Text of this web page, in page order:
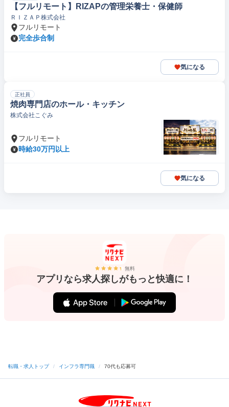
【フルリモート】RIZAPの管理栄養士・保健師
ＲＩＺＡＰ株式会社
フルリモート
完全歩合制
気になる
正社員
焼肉専門店のホール・キッチン
株式会社こぐみ
フルリモート
時給30万円以上
気になる
無料
アプリなら求人探しがもっと快適に！
転職・求人トップ / インフラ専門職 / 70代も応募可